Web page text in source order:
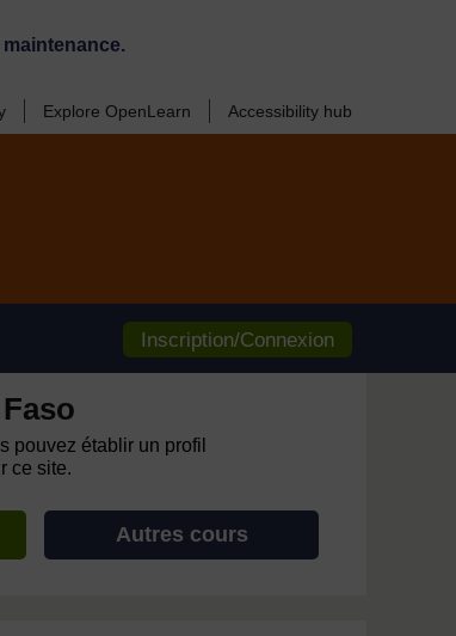
Explore OpenLearn Accessibility hub
Inscription/Connexion
pouvez établir un profil
ce site.
Autres cours